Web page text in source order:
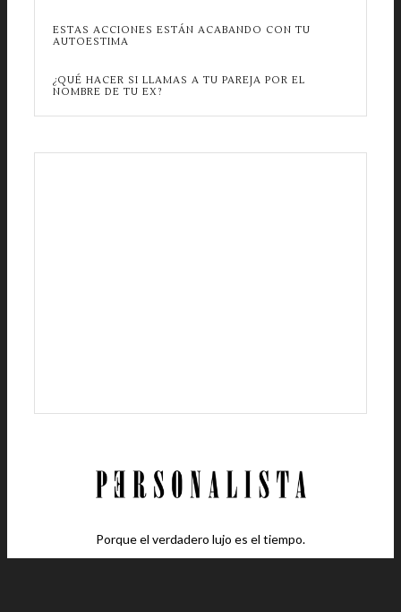
ESTAS ACCIONES ESTÁN ACABANDO CON TU
AUTOESTIMA
¿QUÉ HACER SI LLAMAS A TU PAREJA POR EL
NOMBRE DE TU EX?
Porque el verdadero lujo es el tiempo.